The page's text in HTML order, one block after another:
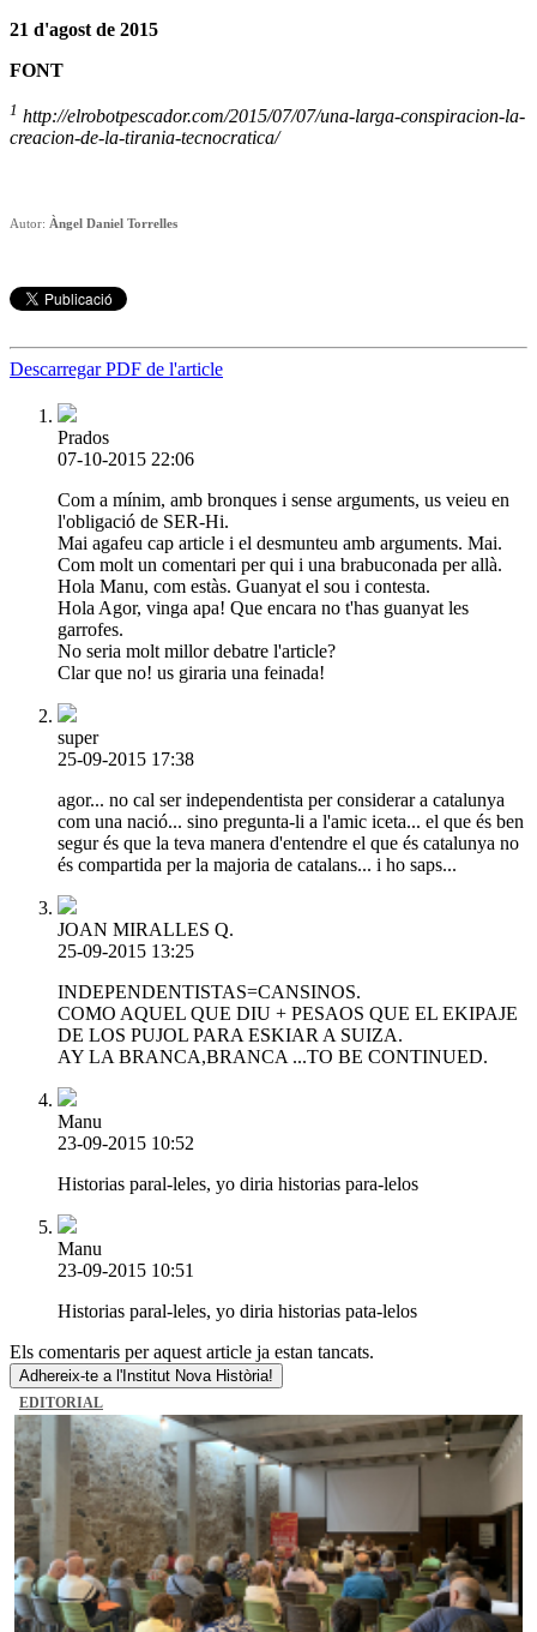
21 d'agost de 2015
FONT
1 http://elrobotpescador.com/2015/07/07/una-larga-conspiracion-la-
creacion-de-la-tirania-tecnocratica/
Autor: Àngel Daniel Torrelles
Descarregar PDF de l'article
Prados
07-10-2015 22:06
Com a mínim, amb bronques i sense arguments, us veieu en
l'obligació de SER-Hi.
Mai agafeu cap article i el desmunteu amb arguments. Mai.
Com molt un comentari per qui i una brabuconada per allà.
Hola Manu, com estàs. Guanyat el sou i contesta.
Hola Agor, vinga apa! Que encara no t'has guanyat les
garrofes.
No seria molt millor debatre l'article?
Clar que no! us giraria una feinada!
super
25-09-2015 17:38
agor... no cal ser independentista per considerar a catalunya
com una nació... sino pregunta-li a l'amic iceta... el que és ben
segur és que la teva manera d'entendre el que és catalunya no
és compartida per la majoria de catalans... i ho saps...
JOAN MIRALLES Q.
25-09-2015 13:25
INDEPENDENTISTAS=CANSINOS.
COMO AQUEL QUE DIU + PESAOS QUE EL EKIPAJE
DE LOS PUJOL PARA ESKIAR A SUIZA.
AY LA BRANCA,BRANCA ...TO BE CONTINUED.
Manu
23-09-2015 10:52
Historias paral-leles, yo diria historias para-lelos
Manu
23-09-2015 10:51
Historias paral-leles, yo diria historias pata-lelos
Els comentaris per aquest article ja estan tancats.
Adhereix-te a l'Institut Nova Història!
EDITORIAL